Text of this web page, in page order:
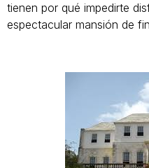
tienen por qué impedirte
espectacular mansión de